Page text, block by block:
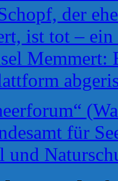
der
ist tot –
Memmert:
für
und